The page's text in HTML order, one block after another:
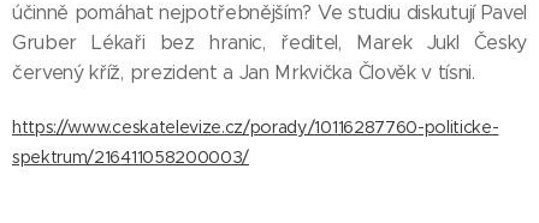
účinně pomáhat nejpotřebnějším? Ve studiu diskutují Pavel
Gruber Lékaři bez hranic, ředitel, Marek Jukl Česky
červený kříž, prezident a Jan Mrkvička Člověk v tísni.
https://www.ceskatelevize.cz/porady/10116287760-politicke-
spektrum/216411058200003/